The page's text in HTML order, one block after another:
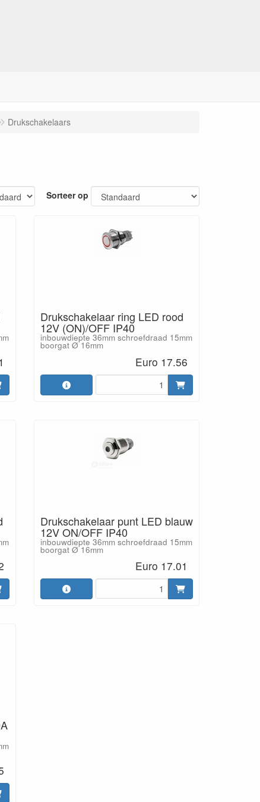
Drukschakelaars
Sorteer op
Drukschakelaar ring LED rood
12V (ON)/OFF IP40
inbouwdiepte 36mm schroefdraad 15mm
boorgat Ø 16mm
Euro 17.56
Drukschakelaar punt LED blauw
12V ON/OFF IP40
inbouwdiepte 36mm schroefdraad 15mm
boorgat Ø 16mm
Euro 17.01